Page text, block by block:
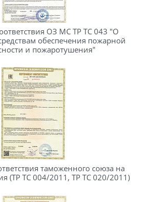
ОЗ МС ТР ТС 043 "О
обеспечения пожарной
и пожаротушения"
таможенного союза на
(ТР ТС 004/2011, ТР ТС 020/2011)